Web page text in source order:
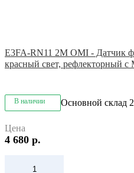
E3FA-RN11 2M OMI - Датчик
красный свет, рефлекторный с
В наличии Основной склад
Цена
4 680 р.